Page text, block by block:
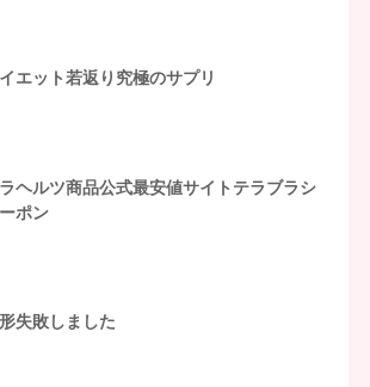
エット若返り究極のサプリ
ヘルツ商品公式最安値サイトテラブラシ
ポン
失敗しました